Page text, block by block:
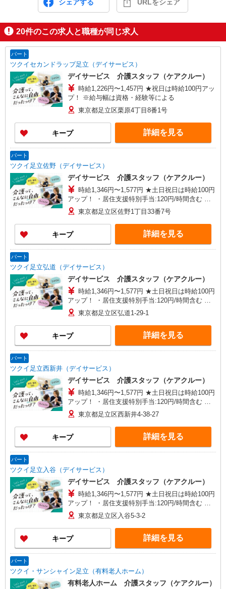
シェアする URLをシェア
20件のこの求人と職種が同じ求人
パート
ツクイセカンドラップ足立（デイサービス）
デイサービス 介護スタッフ（ケアクルー）
時給1,226円〜1,457円 ★祝日は時給100円アッ
プ！ ※給与幅は資格・経験等による
東京都足立区栗原4丁目8番1号
キープ 詳細を見る
パート
ツクイ足立佐野（デイサービス）
デイサービス 介護スタッフ（ケアクルー）
時給1,346円〜1,577円 ★土日祝日は時給100円
アップ！ ・居住支援特別手当:120円/時間含む ※
給与幅は資格・経験等による
東京都足立区佐野1丁目33番7号
キープ 詳細を見る
パート
ツクイ足立弘道（デイサービス）
デイサービス 介護スタッフ（ケアクルー）
時給1,346円〜1,577円 ★土日祝日は時給100円
アップ！ ・居住支援特別手当:120円/時間含む ※
給与幅は資格・経験等による
東京都足立区弘道1-29-1
キープ 詳細を見る
パート
ツクイ足立西新井（デイサービス）
デイサービス 介護スタッフ（ケアクルー）
時給1,346円〜1,577円 ★土日祝日は時給100円
アップ！ ・居住支援特別手当:120円/時間含む ※
給与幅は資格・経験等による
東京都足立区西新井4-38-27
キープ 詳細を見る
パート
ツクイ足立入谷（デイサービス）
デイサービス 介護スタッフ（ケアクルー）
時給1,346円〜1,577円 ★土日祝日は時給100円
アップ！ ・居住支援特別手当:120円/時間含む ※
給与幅は資格・経験等による
東京都足立区入谷5-3-2
キープ 詳細を見る
パート
ツクイ・サンシャイン足立（有料老人ホーム）
有料老人ホーム 介護スタッフ（ケアクルー）